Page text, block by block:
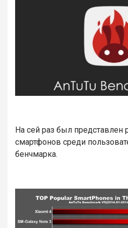
На сей раз был представлен
смартфонов среди
бенчмарка.